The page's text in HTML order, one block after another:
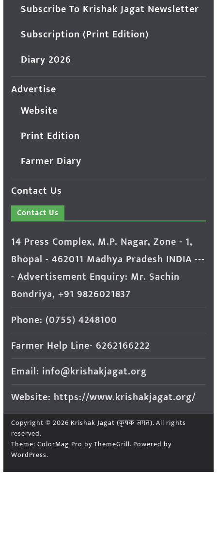
Subscribe To Krishak Jagat Newsletter
Subscription (Print Edition)
Diary 2026
Advertise
Website
Print Edition
Farmer Diary
Contact Us
Contact Us
14 Press Complex, M.P. Nagar, Zone - 1,
Bhopal - 462011 Madhya Pradesh INDIA ---
- Advertisement Enquiry: Mr. Sachin
Bondriya, +91 9826021837
Phone: (0755) 4248100
Farmer Help Line- 6262166222
Email: info@krishakjagat.org
Website: https://www.krishakjagat.org/
Copyright © 2026 Krishak Jagat (कृषक जगत). All rights
reserved.
Theme: ColorMag Pro by ThemeGrill. Powered by
WordPress.